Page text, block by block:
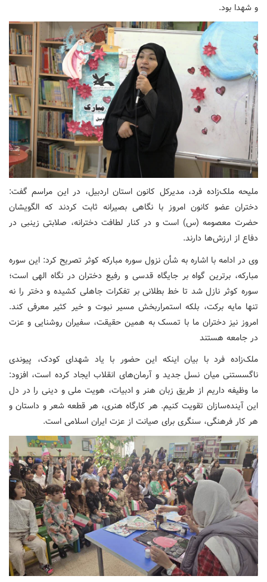
و شهدا بود.
ملیحه ملک‌زاده فرد، مدیرکل کانون استان اردبیل، در این مراسم گفت:
دختران عضو کانون امروز با نگاهی بصیرانه ثابت کردند که الگویشان
حضرت معصومه (س) است و در کنار لطافت دخترانه، صلابتی زینبی در
دفاع از ارزش‌ها دارند.
وی در ادامه با اشاره به شأن نزول سوره مبارکه کوثر تصریح کرد: این سوره
مبارکه، برترین گواه بر جایگاه قدسی و رفیع دختران در نگاه الهی است؛
سوره کوثر نازل شد تا خط بطلانی بر تفکرات جاهلی کشیده و دختر را نه
تنها مایه برکت، بلکه استمراربخش مسیر نبوت و خیر کثیر معرفی کند.
امروز نیز دختران ما با تمسک به همین حقیقت، سفیران روشنایی و عزت
در جامعه هستند
ملک‌زاده فرد با بیان اینکه این حضور با یاد شهدای کودک، پیوندی
ناگسستنی میان نسل جدید و آرمان‌های انقلاب ایجاد کرده است، افزود:
ما وظیفه داریم از طریق زبان هنر و ادبیات، هویت ملی و دینی را در دل
این آینده‌سازان تقویت کنیم. هر کارگاه هنری، هر قطعه شعر و داستان و
هر کار فرهنگی، سنگری برای صیانت از عزت ایران اسلامی است.